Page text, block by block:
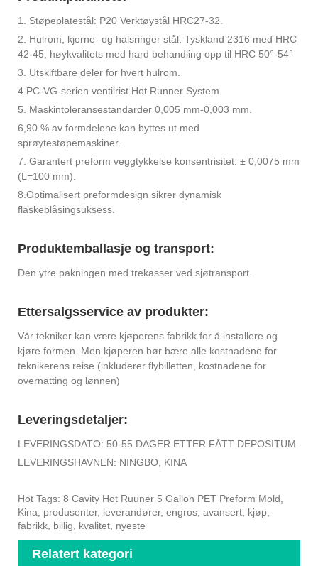
1. Støpeplatestål: P20 Verktøystål HRC27-32.
2. Hulrom, kjerne- og halsringer stål: Tyskland 2316 med HRC
42-45, høykvalitets med hard behandling opp til HRC 50°-54°
3. Utskiftbare deler for hvert hulrom.
4.PC-VG-serien ventilrist Hot Runner System.
5. Maskintoleransestandarder 0,005 mm-0,003 mm.
6,90 % av formdelene kan byttes ut med
sprøytestøpemaskiner.
7. Garantert preform veggtykkelse konsentrisitet: ± 0,0075 mm
(L=100 mm).
8.Optimalisert preformdesign sikrer dynamisk
flaskeblåsingsuksess.
Produktemballasje og transport:
Den ytre pakningen med trekasser ved sjøtransport.
Ettersalgsservice av produkter:
Vår tekniker kan være kjøperens fabrikk for å installere og
kjøre formen. Men kjøperen bør bære alle kostnadene for
teknikerens reise (inkluderer flybilletten, kostnadene for
overnatting og lønnen)
Leveringsdetaljer:
LEVERINGSDATO: 50-55 DAGER ETTER FÅTT DEPOSITUM.
LEVERINGSHAVNEN: NINGBO, KINA
Hot Tags: 8 Cavity Hot Ruuner 5 Gallon PET Preform Mold,
Kina, produsenter, leverandører, engros, avansert, kjøp,
fabrikk, billig, kvalitet, nyeste
Relatert kategori